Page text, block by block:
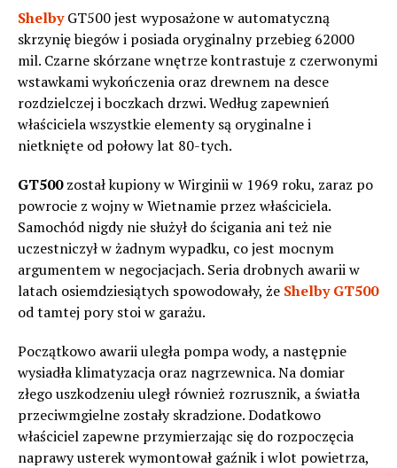
ShelbyGT500 jest wyposażone w automatyczną
skrzynię biegów i posiada oryginalny przebieg 62000
mil. Czarne skórzane wnętrze kontrastuje z czerwonymi
wstawkami wykończenia oraz drewnem na desce
rozdzielczej i boczkach drzwi. Według zapewnień
właściciela wszystkie elementy są oryginalne i
nietknięte od połowy lat 80-tych.
GT500został kupiony w Wirginii w 1969 roku, zaraz po
powrocie z wojny w Wietnamie przez właściciela.
Samochód nigdy nie służył do ścigania ani też nie
uczestniczył w żadnym wypadku, co jest mocnym
argumentem w negocjacjach. Seria drobnych awarii w
latach osiemdziesiątych spowodowały, że Shelby GT500
od tamtej pory stoi w garażu.
Początkowo awarii uległa pompa wody, a następnie
wysiadła klimatyzacja oraz nagrzewnica. Na domiar
złego uszkodzeniu uległ również rozrusznik, a światła
przeciwmgielne zostały skradzione. Dodatkowo
właściciel zapewne przymierzając się do rozpoczęcia
naprawy usterek wymontował gaźnik i wlot powietrza,